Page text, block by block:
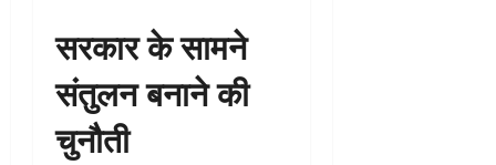
सरकार के सामने
संतुलन बनाने की
चुनौती